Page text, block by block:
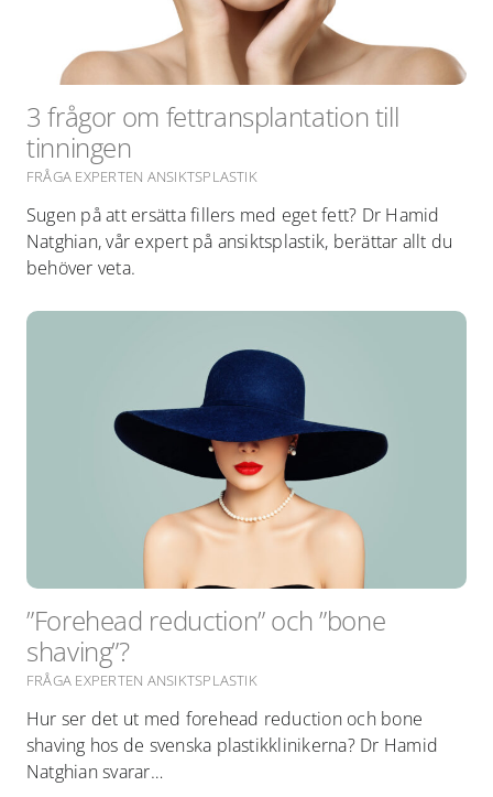
3 frågor om fettransplantation till
tinningen
FRÅGA EXPERTEN ANSIKTSPLASTIK
Sugen på att ersätta fillers med eget fett? Dr Hamid
Natghian, vår expert på ansiktsplastik, berättar allt du
behöver veta.
”Forehead reduction” och ”bone
shaving”?
FRÅGA EXPERTEN ANSIKTSPLASTIK
Hur ser det ut med forehead reduction och bone
shaving hos de svenska plastikklinikerna? Dr Hamid
Natghian svarar…